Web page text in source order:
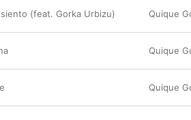
(feat. Gorka Urbizu) Quique
Quique
Quique